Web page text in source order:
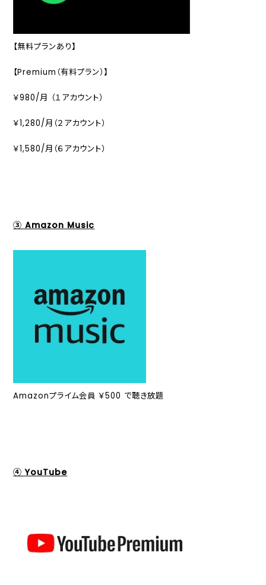
【無料プランあり】
【Premium（有料プラン）】
￥980/月 （１アカウント）
￥1,280/月（２アカウント）
￥1,580/月（６アカウント）
③ Amazon Music
Amazonプライム会員 ￥500 で聴き放題
④ YouTube